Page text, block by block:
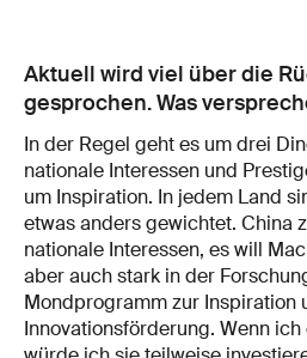
Aktuell wird viel über die
gesprochen. Was
In der Regel geht es um drei
nationale Interessen und
um Inspiration. In jedem Land
etwas anders gewichtet. China
nationale Interessen, es will
aber auch stark in der
Mondprogramm zur Inspiration
Innovationsförderung. Wenn